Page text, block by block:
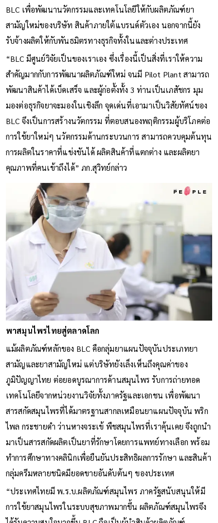
BLC เพื่อพัฒนานวัตกรรมและเทคโนโลยีให้กับผลิตภัณฑ์ยา
สามัญใหม่ของบริษัท สินค้าภายใต้แบรนด์ตัวเอง นอกจากนี้ยัง
รับจ้างผลิตให้กับพันธมิตรทางธุรกิจทั้งในและต่างประเทศ
“BLC มีศูนย์วิจัยเป็นของเราเอง ซึ่งเรื่องนี้เป็นสิ่งที่เราให้ความ
สำคัญมากกับการพัฒนาผลิตภัณฑ์ใหม่ จนมี Pilot Plant สามารถ
พัฒนาสินค้าได้เบ็ดเสร็จ และผู้ก่อตั้งทั้ง 3 ท่านเป็นเภสัชกร มุม
มองต่อธุรกิจยาจะมองในเชิงลึก จุดเด่นที่เอามาเป็นวิสัยทัศน์ของ
BLC จึงเป็นการสร้างนวัตกรรม ที่ตอบสนองพฤติกรรมผู้บริโภคต่อ
การใช้ยาใหม่ๆ นวัตกรรมด้านกระบวนการ สามารถควบคุมต้นทุน
การผลิตในราคาที่แข่งขันได้ ผลิตสินค้าที่แตกต่าง และผลิตยา
คุณภาพที่คนเข้าถึงได้” ภก.สุวิทย์กล่าว
พาสมุนไพรไทยสู่ตลาดโลก
แม้ผลิตภัณฑ์หลักของ BLC คือกลุ่มยาแผนปัจจุบันประเภทยา
สามัญและยาสามัญใหม่ แต่บริษัทยังเล็งเห็นถึงคุณค่าของ
ภูมิปัญญาไทย ต่อยอดบูรณาการด้านสมุนไพร รับการถ่ายทอด
เทคโนโลยีจากหน่วยงานวิจัยทั้งภาครัฐและเอกชน เพื่อพัฒนา
สารสกัดสมุนไพรที่ได้มาตรฐานสากลเหมือนยาแผนปัจจุบัน พริก
ไพล กระชายดำ ว่านหางจระเข้ พืชสมุนไพรที่เราคุ้นเคย จึงถูกนำ
มาเป็นสารสกัดผลิตเป็นยาที่รักษาโดยการแพทย์ทางเลือก พร้อม
ทำการศึกษาทางคลินิกเพื่อยืนยันประสิทธิผลการรักษา และสินค้า
กลุ่มครีมหลายชนิดมียอดขายอันดับต้นๆ ของประเทศ
“ประเทศไทยมี พ.ร.บ.ผลิตภัณฑ์สมุนไพร ภาครัฐสนับสนุนให้มี
การใช้ยาสมุนไพรในระบบสุขภาพมากขึ้น ผลิตภัณฑ์สมุนไพรจึง